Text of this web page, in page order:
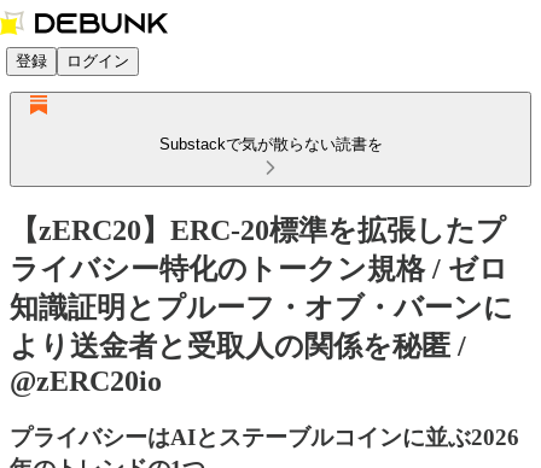
登録 ログイン
Substackで気が散らない読書を
【zERC20】ERC-20標準を拡張したプ
ライバシー特化のトークン規格 / ゼロ
知識証明とプルーフ・オブ・バーンに
より送金者と受取人の関係を秘匿 /
@zERC20io
プライバシーはAIとステーブルコインに並ぶ2026